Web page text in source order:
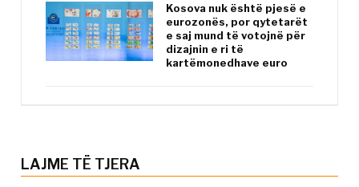
Kosova nuk është pjesë e
eurozonës, por qytetarët
e saj mund të votojnë për
dizajnin e ri të
kartëmonedhave euro
LAJME TË TJERA